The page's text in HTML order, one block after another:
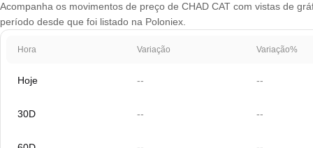
Acompanha os movimentos de preço de CHAD CAT com vistas de
período desde que foi listado na Poloniex.
Hora Variação Variação%
Hoje -- --
30D -- --